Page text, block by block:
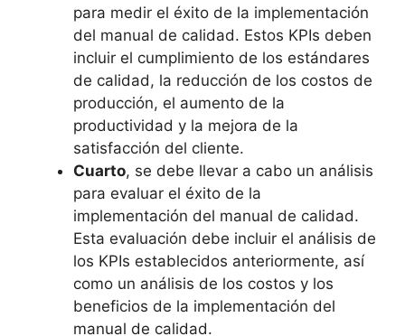
para medir el éxito de la implementación
del manual de calidad. Estos KPIs deben
incluir el cumplimiento de los estándares
de calidad, la reducción de los costos de
producción, el aumento de la
productividad y la mejora de la
satisfacción del cliente.
Cuarto, se debe llevar a cabo un análisis
para evaluar el éxito de la
implementación del manual de calidad.
Esta evaluación debe incluir el análisis de
los KPIs establecidos anteriormente, así
como un análisis de los costos y los
beneficios de la implementación del
manual de calidad.